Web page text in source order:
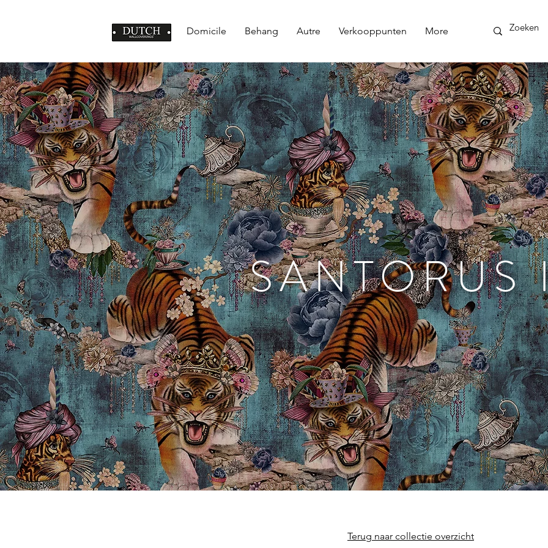
Domicile Behang Autre Verkooppunten More
SANTORUS
Terug naar collectie overzicht